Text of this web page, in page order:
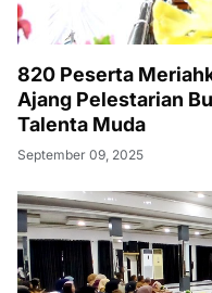
820 Peserta
Ajang Pelestarian
Talenta Muda
September 09, 2025